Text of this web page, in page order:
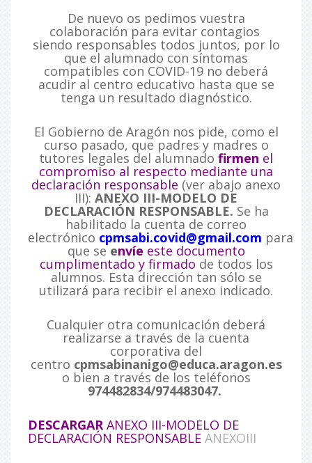
De nuevo os pedimos vuestra
colaboración para evitar contagios
siendo responsables todos juntos, por lo
que el alumnado con síntomas
compatibles con COVID-19 no deberá
acudir al centro educativo hasta que se
tenga un resultado diagnóstico.
El Gobierno de Aragón nos pide, como el
curso pasado, que padres y madres o
tutores legales del alumnado firmen el
compromiso al respecto mediante una
declaración responsable (ver abajo anexo
III): ANEXO III-MODELO DE
DECLARACIÓN RESPONSABLE. Se ha
habilitado la cuenta de correo
electrónico cpmsabi.covid@gmail.com para
que seenvíe este documento
cumplimentado y firmado de todos los
alumnos. Esta dirección tan sólo se
utilizará para recibir el anexo indicado.
Cualquier otra comunicación deberá
realizarse a través de la cuenta
corporativa del
centro cpmsabinanigo@educa.aragon.es
o bien a través de los teléfonos
974482834/974483047.
DESCARGARANEXO III-MODELO DE
DECLARACIÓN RESPONSABLE ANEXOIII